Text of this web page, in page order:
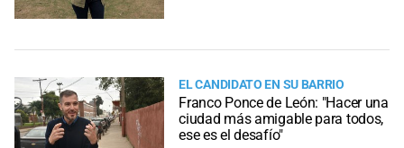
EL CANDIDATO EN SU BARRIO
Franco Ponce de León: "Hacer una
ciudad más amigable para todos,
ese es el desafío"